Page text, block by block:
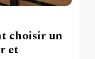
choisir un
et